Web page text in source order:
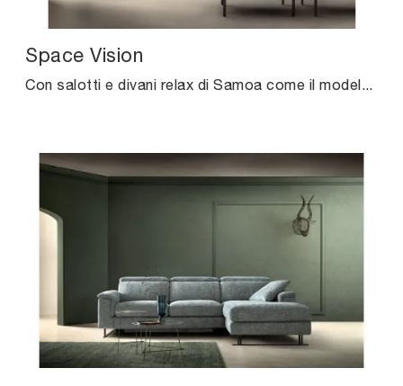
Space Vision
Con salotti e divani relax di Samoa come il modello Space Vision in tessuto, potrai completare il tuo concept d'arredo.